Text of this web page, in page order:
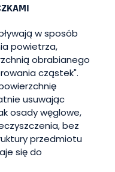
w sposób
powietrza,
obrabianego
cząstek".
usuwając
osady węglowe,
bez
przedmiotu
się do